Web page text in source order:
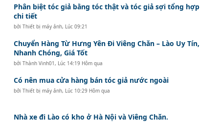
Phân biệt tóc giả bằng tóc thật và tóc giả sợi tổng hợp
chi tiết
bởiThiết bị máy ảnh, Lúc 09:21
Chuyển Hàng Từ Hưng Yên Đi Viêng Chăn – Lào Uy Tín,
Nhanh Chóng, Giá Tốt
bởiThành Vinh01 , Lúc 14:19 Hôm qua
Có nên mua cửa hàng bán tóc giả nước ngoài
bởiThiết bị máy ảnh, Lúc 10:29 Hôm qua
Nhà xe đi Lào có kho ở Hà Nội và Viêng Chăn.